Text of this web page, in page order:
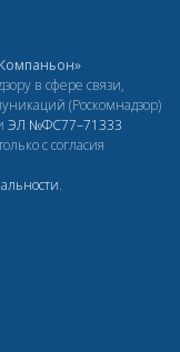
в сфере связи,
(Роскомнадзор)
ЭЛ №ФС77–71333
с согласия
.